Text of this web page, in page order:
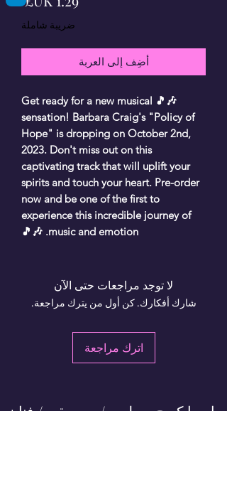
ضريبة شاملة
أضِف إلى العربة
🎶🎵 Get ready for a new musical
sensation! Barbara Craig's "Policy of
Hope" is dropping on October 2nd,
2023. Don't miss out on this
captivating track that will uplift your
spirits and touch your heart. Pre-order
now and be one of the first to
experience this incredible journey of
music and emotion. 🎶🎵
لا توجد مراجعات حتى الآن
شارك أفكارك. كن أول من يترك مراجعة.
اترك مراجعة
باربرا كريج - ملحن / موسيقي / فنان